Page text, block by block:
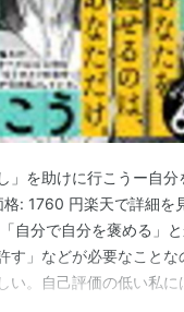
」を助けに行こうー自分
: 1760 円楽天で詳細を
自分で自分を褒める」
す」などが必要なことな
い。自己評価の低い私に